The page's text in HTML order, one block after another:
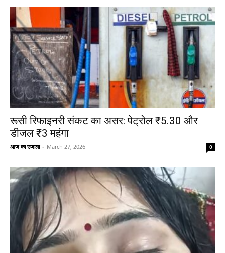
रूसी रिफाइनरी संकट का असर: पेट्रोल ₹5.30 और
डीजल ₹3 महंगा
आज का उजाला - March 27, 2026 0